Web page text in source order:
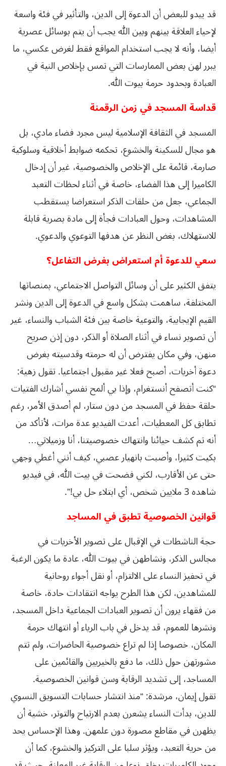
قد يبدو للبعض أن الدعوة إلى الدين، والتأثير في فئة واسعة
لإحياء العلاقة بينهم وبين الله يجب أن يتم بوسائل عصرية
أيضا، وأنه لا يجب استخدام المواقع فقط لغرض عكسي، ما
يبرر لهن بعض الممارسات التي تمس بإخلاص النية في
العبادة وبحدود حرمة بيوت الله.
قداسة المسجد في زمن الرقمنة
المسجد في الثقافة الإسلامية ليس مجرد فضاء مادي، بل
هو مجال للسكينة والخشوع، تحكمه ضوابط أخلاقية وسلوكية
صارمة، قائمة على الإخلاص والخصوصية، غير أن إدخال
الكاميرا إلى هذا الفضاء، خاصة في أثناء لحظات التعبد
الجماعي، جعل من حلقات الذكر استعراضا يستقطب
المشاهدات، وحول العبادات فجأة إلى مادة بصرية قابلة
للاستهلاك، بغض النظر عن هدفها التوعوي والدعوي.
سعي للدعوة أم استعراض بغرض التفاعل؟
يتفق الكثير على أن وسائل التواصل الاجتماعي، بمنصاتها
المختلفة، ساهمت بشكل واسع في الدعوة إلى الدين ونشر
القيم الإيجابية، والتوعية خاصة بين فئة الشباب والنساء، غير
أن تصوير نساء في أثناء الصلاة أو الذكر، دون إذن صريح
منهن، وفي مكان يفترض أن له حرمته وقدسيته بغرض
دعوة أخريات، أصبح فعلا غير مقبول اجتماعيا. تقول زهية:
“كنت أتصفح أنستغرام، وإذا بي ألمح نفسي أشارك الفتيات
حلقة حفظ في المسجد من دون ستار، لم أصدق الأمر، رغم
تطابق كل المعطيات، أعدت الفيديو عدة مرات، لأتأكد من
أنه تم كشف حيائنا وانتهاك خصوصيتنا، أنا وزميلاتي…
بكيت كثيرا، وأصبت بانهيار عصبي، كيف أنني أغطي وجهي
حتى عن الأقارب، لكني فضحت في بيت الله، في فيديو
شاهده 3 ملايين شخص، أي ابتلاء حل بي!”.
قوانين الخصوصية تطبق في المساجد
حجة الناشطات في الإقبال على تصوير الأخريات في
مجالس الذكر، ونشاطهن في بيوت الله، عادة ما يكون الرغبة
في تحفيز النساء على الالتزام، أو نقل أجواء روحانية
للمشاهدين، لكن هذا الطرح يواجه انتقادات حادة، خاصة
من فقهاء يرون أن تصوير العبادات الجماعية داخل المسجد،
ونشرها للعموم، قد يدخل في باب الرياء أو انتهاك حرمة
المكان، خصوصا إذا لم تراع خصوصية الحاضرات، ولم تتم
مشورتهن حول ذلك، ما دفع بالخيريين والقائمين على
المساجد، إلى تشديد الرقابة وسن قوانين الخصوصية.
تقول إيمان، مرشدة: “منذ انتشار حسابات التسويق النسوي
للدين، بدأت النساء يشعرن بعدم الارتياح والتوتر، خشية أن
يظهرن في مقاطع مصورة دون علمهن. وهذا الإحساس يحد
من حرية التعبد، ويؤثر سلبا على التركيز والخشوع، كما أن